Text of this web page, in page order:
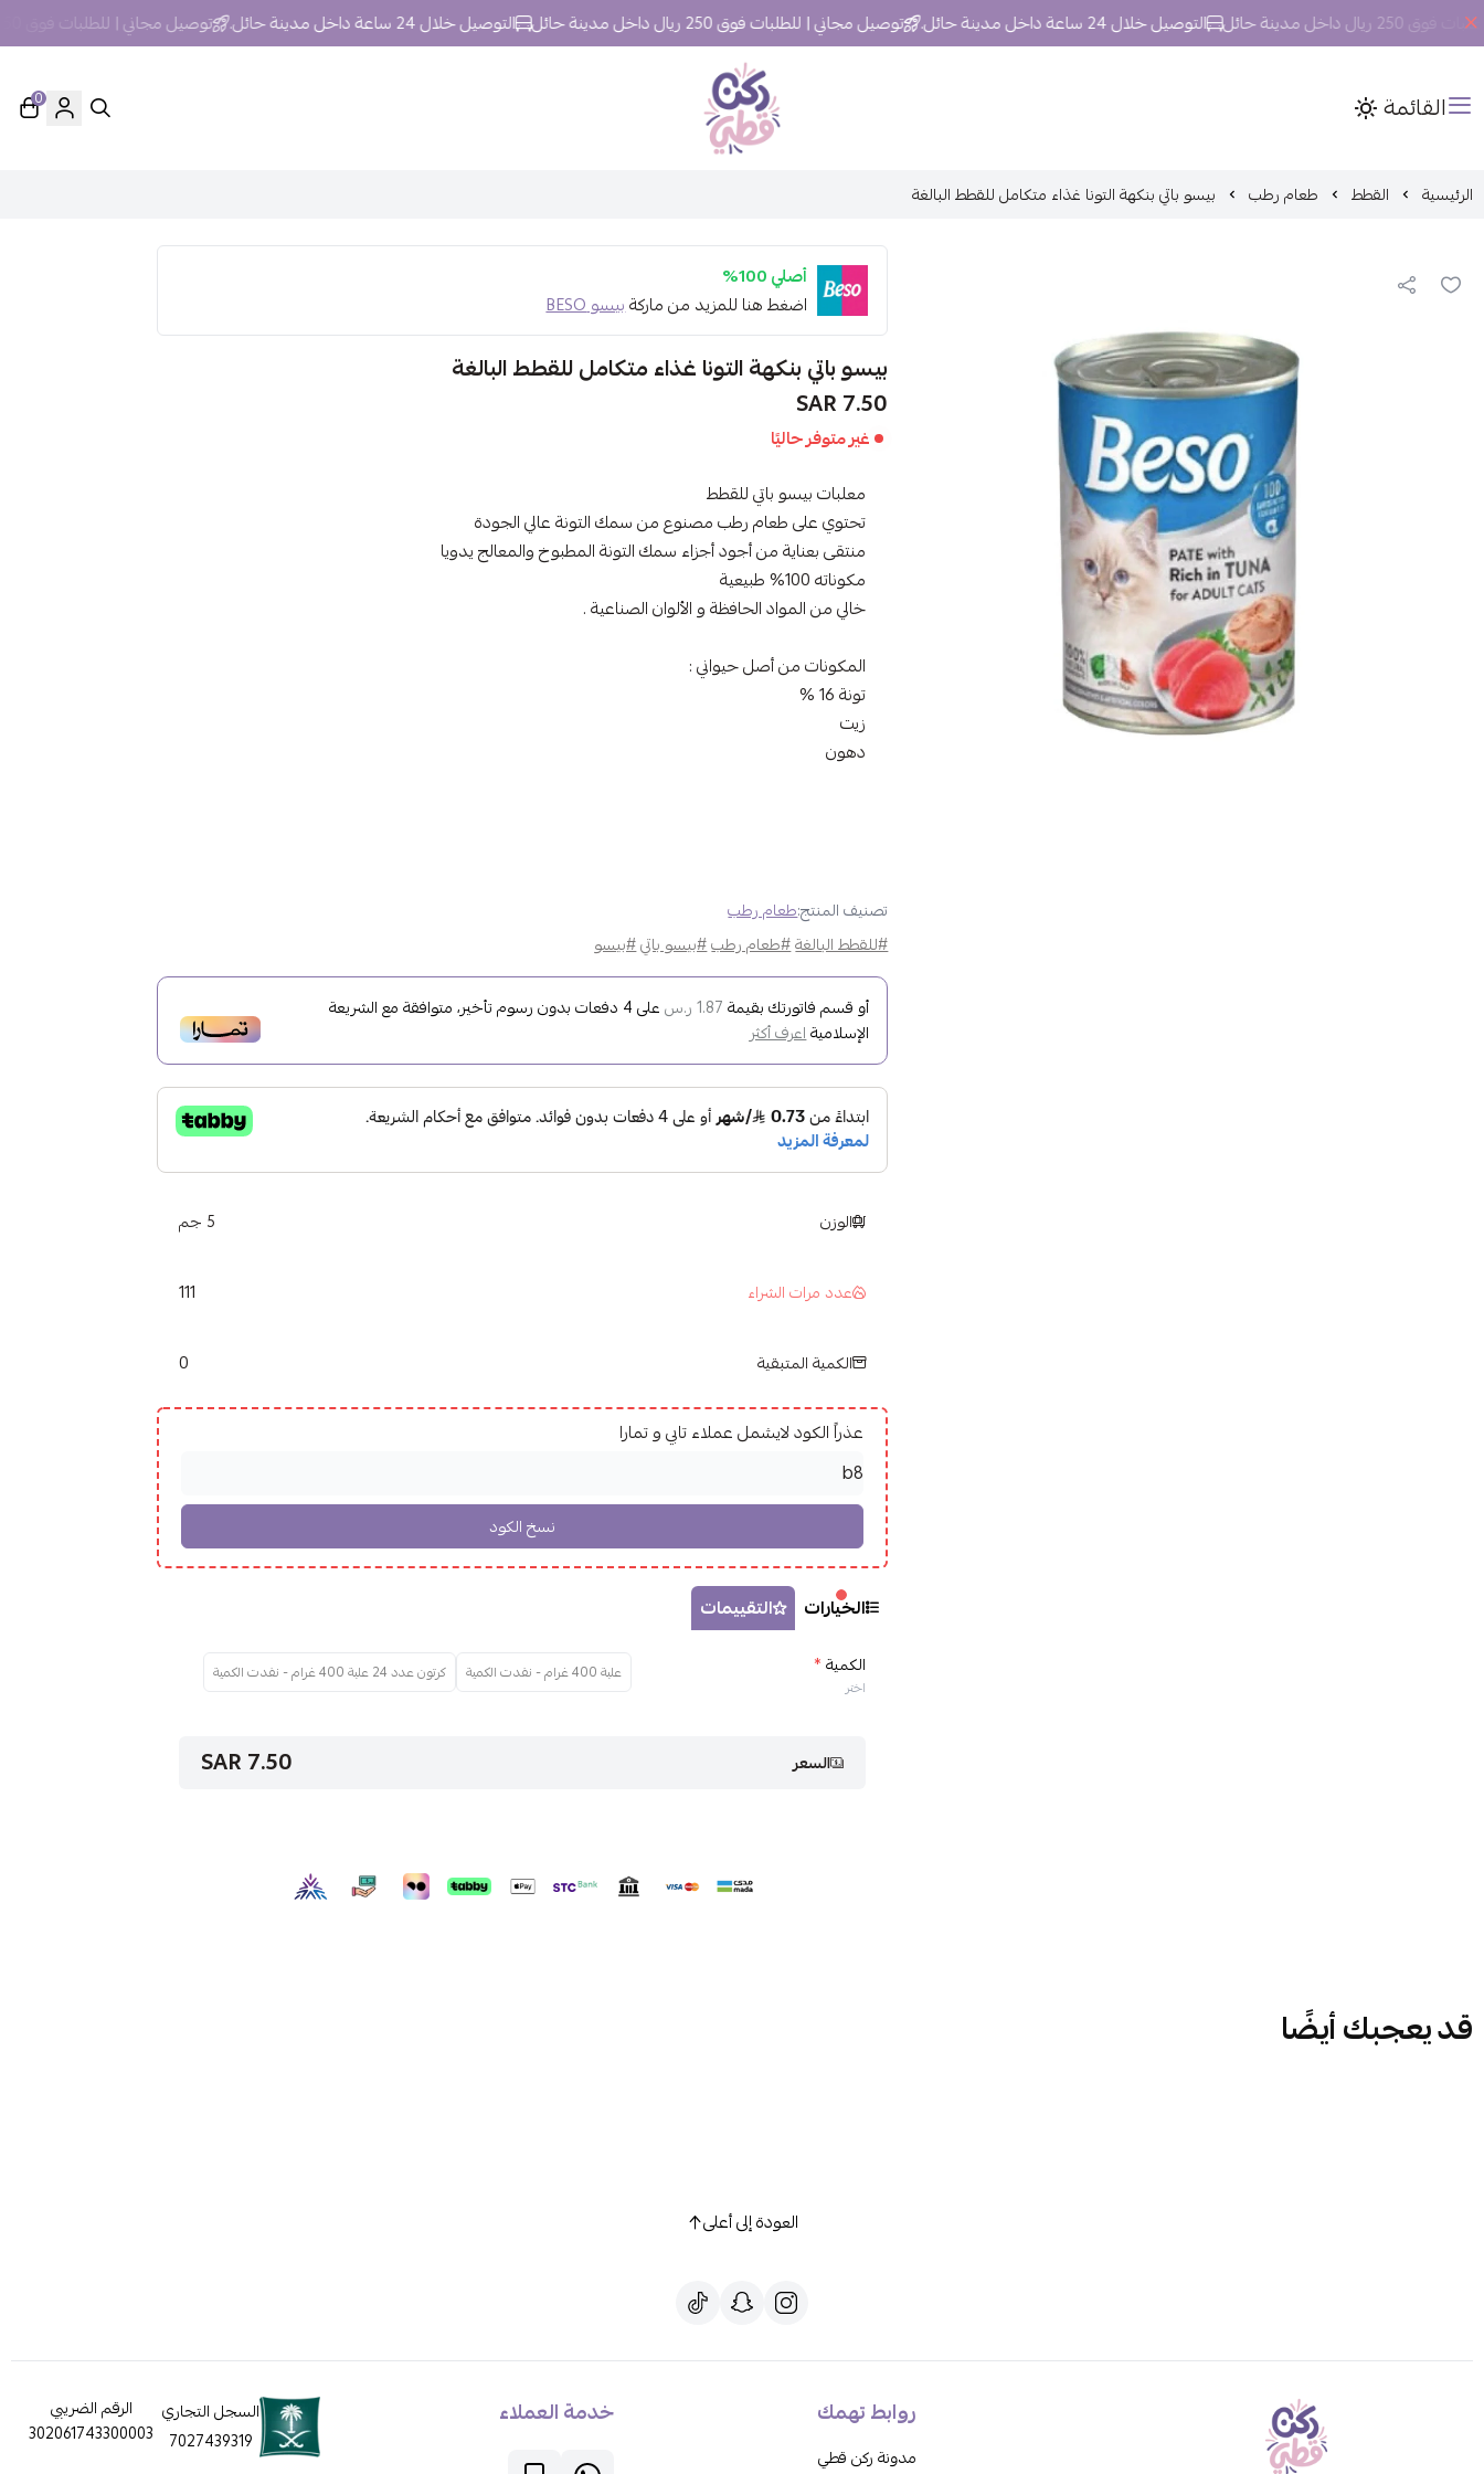
مدينة حائل التوصيل خلال 24 ساعة داخل مدينة حائل. توصيل مجاني | للطلبات فوق 250 ريال داخل مدينة حائل التوصيل خلال 24 ساعة داخل مدينة حائل. توصيل مجاني | للطلبات فوق 250 ريال داخل مدينة حائل
القائمة ركن قطي
0
الرئيسية القطط طعام رطب بيسو باتي بنكهة التونا غذاء متكامل للقطط البالغة
أصلي 100%
اضغط هنا للمزيد من ماركةبيسو BESO
بيسو باتي بنكهة التونا غذاء متكامل للقطط البالغة
7.50 SAR
غير متوفر حاليًا
معلبات بيسو باتي للقطط
تحتوي على طعام رطب مصنوع من سمك التونة عالي الجودة
منتقى بعناية من أجود أجزاء سمك التونة المطبوخ والمعالج يدويا
مكوناته 100% طبيعية
خالي من المواد الحافظة و الألوان الصناعية .
المكونات من أصل حيواني :
تونة 16 %
زيت
دهون
تصنيف المنتج:طعام رطب
#للقطط البالغة#طعام رطب#بيسو باتي#بيسو
أو قسم فاتورتك بقيمة 1.87 ر.س على4 دفعات بدون رسوم تأخير، متوافقة مع الشريعة
الإسلاميةاعرف أكثر
الوزن 5 جم
عدد مرات الشراء 111
الكمية المتبقية 0
عذراً الكود لايشمل عملاء تابي و تمارا
الخيارات التقييمات
الكمية*
اختر
علبة 400 غرام - نفدت الكمية كرتون عدد 24 علبة 400 غرام - نفدت الكمية
السعر 7.50 SAR
قد يعجبك أيضًا
العودة إلى أعلى
روابط تهمك
مدونة ركن قطي
خدمة العملاء
السجل التجاري
7027439319
الرقم الضريبي
302061743300003